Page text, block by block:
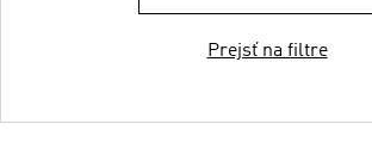
Prejsť na filtre